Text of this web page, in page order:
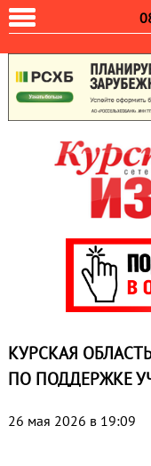
КУРСКАЯ
ПО ПОДДЕРЖКЕ
26 мая 2026 в 19:09